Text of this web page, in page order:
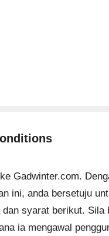
Gadwinter.com.
ini, anda bersetuju
dan syarat berikut. Sila
ia mengawal